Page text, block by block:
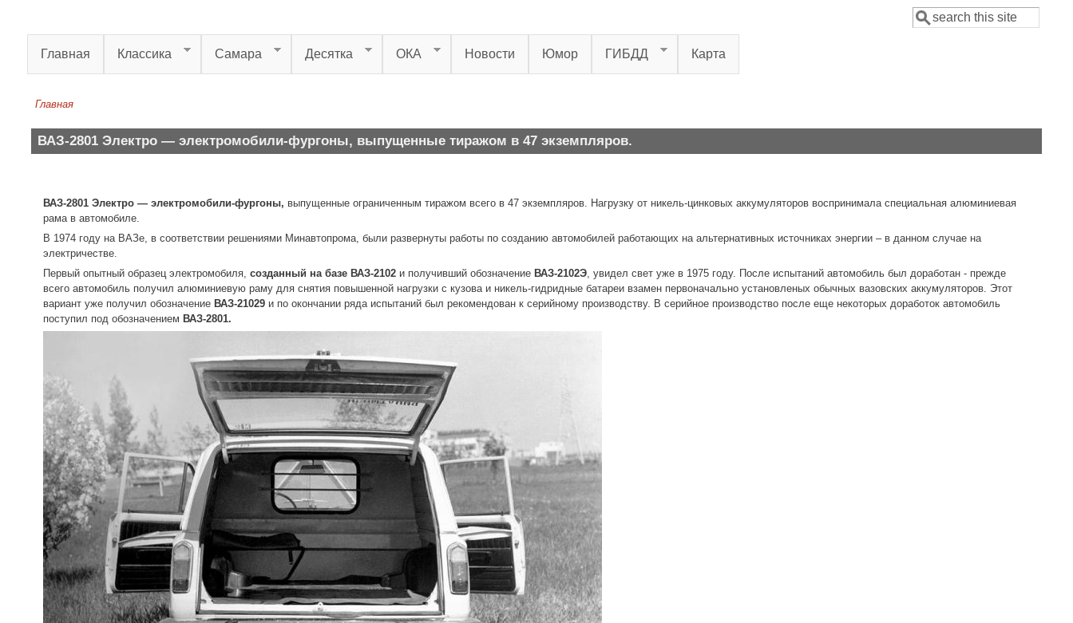
Форма поиска
Поиск
Главная Классика Самара Десятка ОКА Новости Юмор ГИБДД Карта
Главная
ВАЗ-2801 Электро — электромобили-фургоны, выпущенные тиражом в 47 экземпляров.
ВАЗ-2801 Электро — электромобили-фургоны, выпущенные ограниченным тиражом всего в 47 экземпляров. Нагрузку от никель-цинковых аккумуляторов воспринимала специальная алюминиевая
рама в автомобиле.
В 1974 году на ВАЗе, в соответствии решениями Минавтопрома, были развернуты работы по созданию автомобилей работающих на альтернативных источниках энергии – в данном случае на
электричестве.
Первый опытный образец электромобиля, созданный на базе ВАЗ-2102 и получивший обозначение ВАЗ-2102Э, увидел свет уже в 1975 году. После испытаний автомобиль был доработан - прежде
всего автомобиль получил алюминиевую раму для снятия повышенной нагрузки с кузова и никель-гидридные батареи взамен первоначально установленых обычных вазовских аккумуляторов. Этот
вариант уже получил обозначение ВАЗ-21029и по окончании ряда испытаний был рекомендован к серийному производству. В серийное производство после еще некоторых доработок автомобиль
поступил под обозначением ВАЗ-2801.